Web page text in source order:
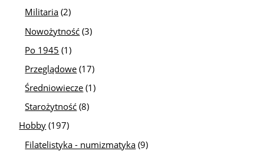
Militaria (2)
Nowożytność (3)
Po 1945 (1)
Przeglądowe (17)
Średniowiecze (1)
Starożytność (8)
Hobby (197)
Filatelistyka - numizmatyka (9)